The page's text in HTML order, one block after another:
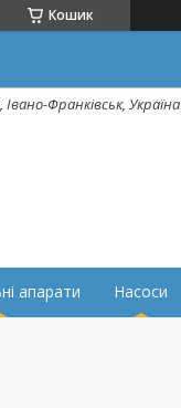
Кошик
Франківськ, Україна
апарати Насоси